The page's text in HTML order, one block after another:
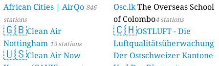
African Cities | AirQo 846
stations
🇬🇧Clean Air
Nottingham 13 stations
🇺🇸Clean Air Now
Osc.lkThe Overseas School
of Colombo4 stations
🇨🇭OSTLUFT - Die
Luftqualitätsüberwachung
Der Ostschweizer Kantone